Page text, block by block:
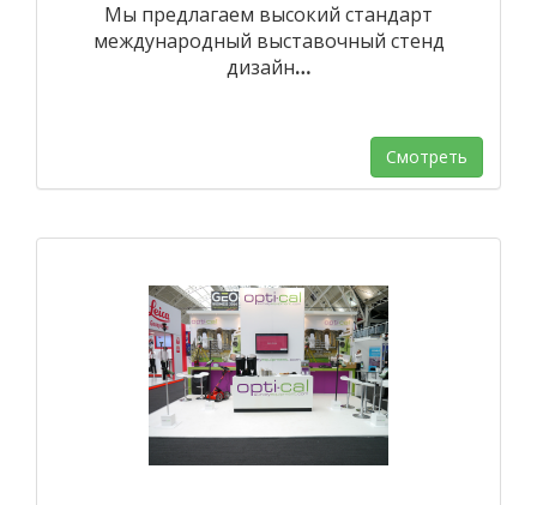
Мы предлагаем высокий стандарт
международный выставочный стенд
дизайн…
Смотреть